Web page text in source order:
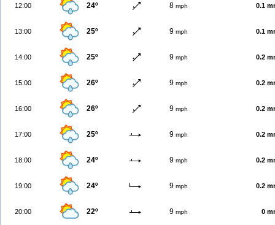
12:00 24º 8 mph 0.1
13:00 25º 9 mph 0.1
14:00 25º 9 mph 0.2
15:00 26º 9 mph 0.2
16:00 26º 9 mph 0.2
17:00 25º 9 mph 0.2
18:00 24º 9 mph 0.2
19:00 24º 9 mph 0.2
20:00 22º 9 mph 0